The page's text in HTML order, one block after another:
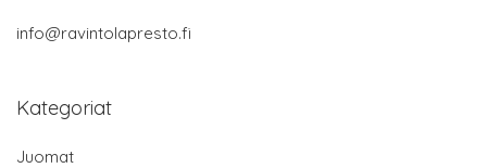
info@ravintolapresto.fi
Kategoriat
Juomat